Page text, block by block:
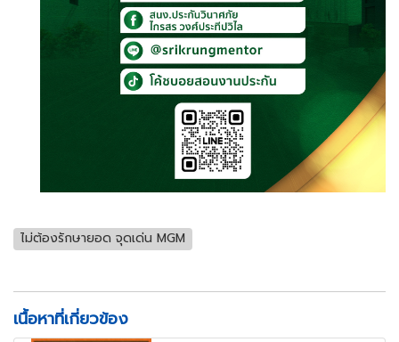
ไม่ต้องรักษายอด จุดเด่น MGM
เนื้อหาที่เกี่ยวข้อง